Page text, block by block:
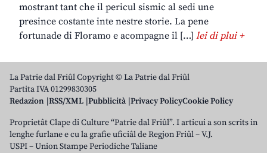
mostrant tant che il pericul sismic al sedi une
presince costante inte nestre storie. La pene
fortunade di Floramo e acompagne il […] lei di plui +
La Patrie dal Friûl Copyright © La Patrie dal Friûl
Partita IVA 01299830305
Redazion RSS/XML Pubblicità Privacy PolicyCookie Policy
Proprietât Clape di Culture “Patrie dal Friûl”. I articui a son scrits in
lenghe furlane e cu la grafie uficiâl de Regjon Friûl – V.J.
USPI – Union Stampe Periodiche Taliane